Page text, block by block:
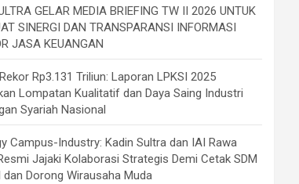
GELAR MEDIA BRIEFING TW II 2026 UNTUK
SINERGI DAN TRANSPARANSI INFORMASI
JASA KEUANGAN
Rp3.131 Triliun: Laporan LPKSI 2025
Lompatan Kualitatif dan Daya Saing Industri
Syariah Nasional
Campus-Industry: Kadin Sultra dan IAI Rawa
Jajaki Kolaborasi Strategis Demi Cetak SDM
dan Dorong Wirausaha Muda